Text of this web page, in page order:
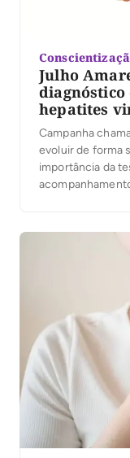
Julho
hepatites
Campanha
evoluir de forma
importância da